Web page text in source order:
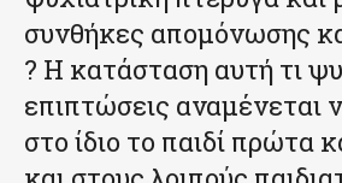
συνθήκες απομόνωσης
? Η κατάσταση αυτή τι
επιπτώσεις αναμένεται
στο ίδιο το παιδί πρώτα